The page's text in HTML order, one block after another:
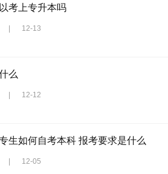
考上专升本吗
12-13
么
12-12
生如何自考本科 报考要求是什么
12-05